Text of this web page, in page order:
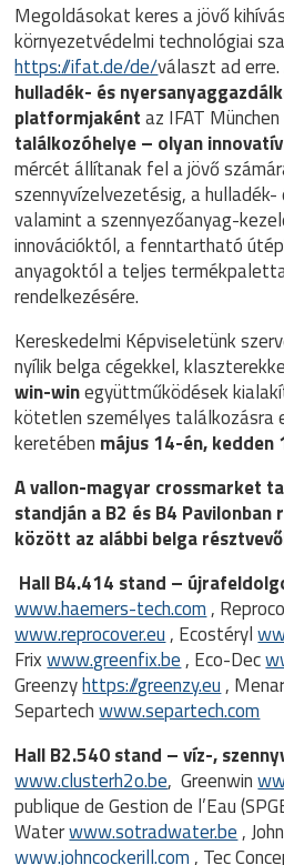
Megoldásokat keres a jövő
környezetvédelmi technológiai
https://ifat.de/de/választ ad erre.
hulladék- és
platformjakéntaz IFAT München
találkozóhelye – olyan
mércét állítanak fel a jövő
szennyvízelvezetésig, a
valamint a szennyezőanyag-
innovációktól, a fenntartható
anyagoktól a teljes
rendelkezésére.
Kereskedelmi Képviseletünk
nyílik belga cégekkel,
win-winegyüttműködések
kötetlen személyes találkozásra
keretében május 14-én, kedden
Avallon-magyar crossmarket
standján aB2 ésB4 Pavilonban
között az alábbi belga
Hall B4.414 stand –
www.haemers-tech.com,
www.reprocover.eu, Ecostéryl
Frixwww.greenfix.be, Eco-Dec
Greenzyhttps://greenzy.eu,
Separtechwww.separtech.com
Hall B2.540 stand – víz-,
www.clusterh2o.be, Greenwin
publique de Gestion de l’Eau
Waterwww.sotradwater.be,
www.johncockerill.com, Tec